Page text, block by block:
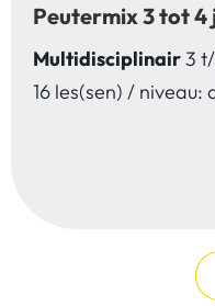
Peutermix 3 tot 4
Multidisciplinair3
16 les(sen) / niveau: